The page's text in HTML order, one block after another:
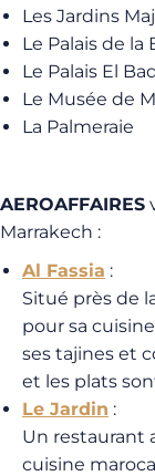
Les Jardins
Le Palais de la
Le Palais El
Le Musée de
La Palmeraie
AEROAFFAIRES
Marrakech :
Al Fassia :
Situé près de
pour sa
ses tajines et
et les plats
Le Jardin :
Un restaurant
cuisine